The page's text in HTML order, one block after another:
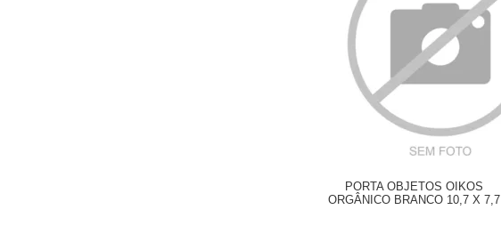
PORTA OBJETOS OIKOS
ORGÂNICO BRANCO 10,7 X 7,7